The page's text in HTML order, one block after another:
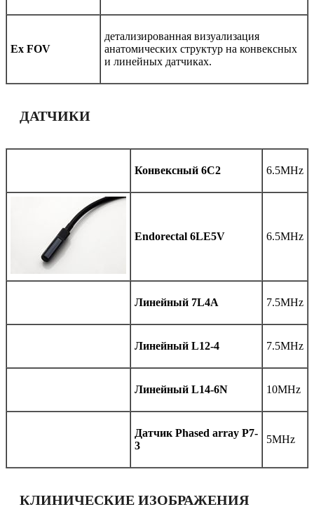
Ex FOV
детализированная визуализация
анатомических структур на конвексных
и линейных датчиках.
ДАТЧИКИ
Конвексный 6C2 6.5MHz
Endorectal 6LE5V 6.5MHz
Линейный 7L4A 7.5MHz
Линейный L12-4 7.5MHz
Линейный L14-6N 10MHz
Датчик Phased array P7-
3
5MHz
КЛИНИЧЕСКИЕ ИЗОБРАЖЕНИЯ